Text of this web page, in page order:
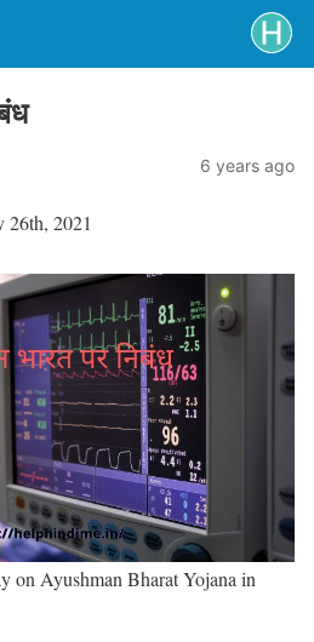
6 years ago
26th, 2021
on Ayushman Bharat Yojana in